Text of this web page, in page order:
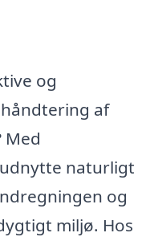
og
af
Med
naturligt
og
miljø. Hos